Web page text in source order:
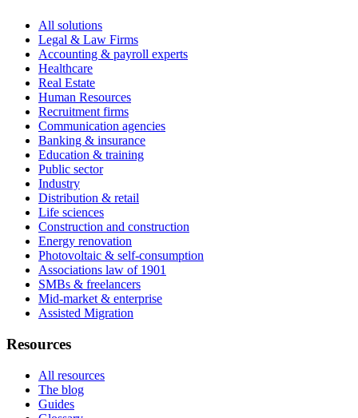
All solutions
Legal & Law Firms
Accounting & payroll experts
Healthcare
Real Estate
Human Resources
Recruitment firms
Communication agencies
Banking & insurance
Education & training
Public sector
Industry
Distribution & retail
Life sciences
Construction and construction
Energy renovation
Photovoltaic & self-consumption
Associations law of 1901
SMBs & freelancers
Mid-market & enterprise
Assisted Migration
Resources
All resources
The blog
Guides